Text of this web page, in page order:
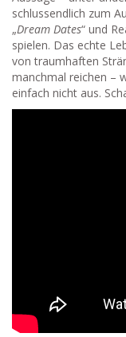
schlussendlich zum
„Dream Dates“ und
spielen. Das echte
von traumhaften
manchmal reichen –
einfach nicht aus.